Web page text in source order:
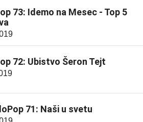
73: Idemo na Mesec - Top 5
72: Ubistvo Šeron Tejt
71: Naši u svetu